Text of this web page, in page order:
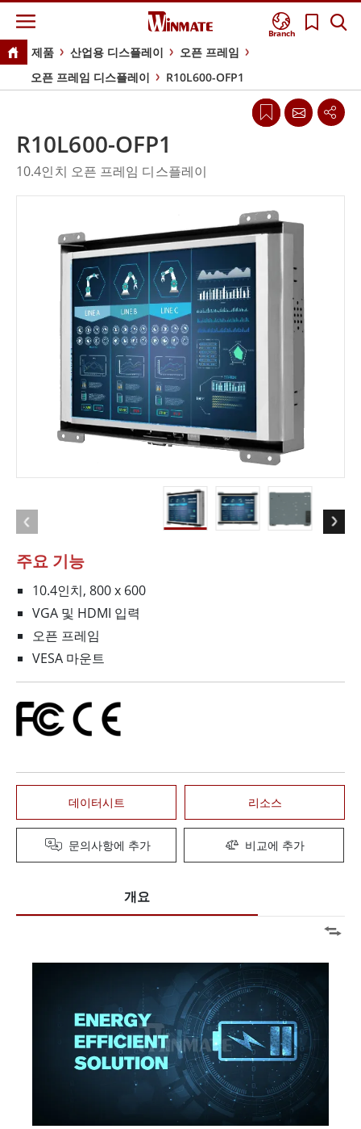
Branch
제품 산업용 디스플레이
오픈 프레임
오픈 프레임 디스플레이
R10L600-OFP1
주요 기능
10.4인치, 800 x 600
VGA 및 HDMI 입력
오픈 프레임
VESA 마운트
데이터시트 리소스
문의사항에 추가 비교에 추가
R10L600-OFP1
10.4인치 오픈 프레임 디스플레이
개요